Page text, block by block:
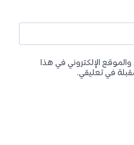
الإلكتروني في هذا
في تعليقي.